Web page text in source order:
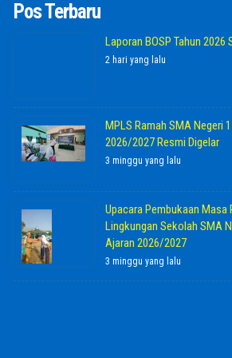
Pos Terbaru
Laporan BOSP Tahun 2026
2 hari yang lalu
MPLS Ramah SMA Negeri
2026/2027 Resmi Digelar
3 minggu yang lalu
Upacara Pembukaan Masa
Lingkungan Sekolah SMA
Ajaran 2026/2027
3 minggu yang lalu